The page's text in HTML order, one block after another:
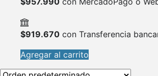
$919.670 con Transferencia
Agregar al carrito